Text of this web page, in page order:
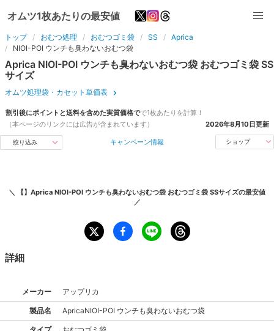
オムツ1枚あたりの最安値
トップ おむつ処理 おむつゴミ袋 SS
Aprica
NIOI-POI ウンチも臭わないおむつ袋
Aprica NIOI-POI ウンチも臭わないおむつ袋 おむつゴミ袋 SS
サイズ
オムツ処理袋・カセット単価表
割引後にポイントと送料を含めた実質価格でで1枚あたりを計算！
（本ページのリンクには広告が含まれています）
2026年8月10日更新
絞り込み キャンペーン情報 ショップ
＼ 【】Aprica NIOI-POI ウンチも臭わないおむつ袋 おむつゴミ袋 SSサイズの最安値
／
詳細
メーカー アップリカ
製品名 ApricaNIOI-POI ウンチも臭わないおむつ袋